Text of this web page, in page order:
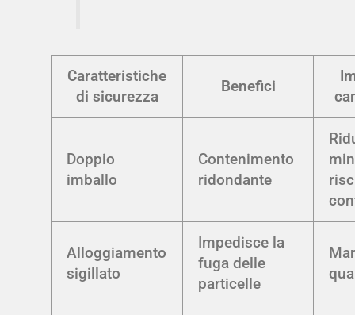
Caratteristiche
di sicurezza
Benefici
Doppio
imballo
Contenimento
ridondante
Alloggiamento
sigillato
Impedisce la
fuga delle
particelle